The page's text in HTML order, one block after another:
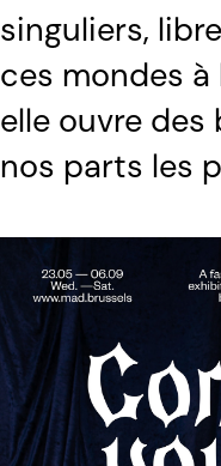
singuliers,
ces mondes à
elle ouvre
nos parts les